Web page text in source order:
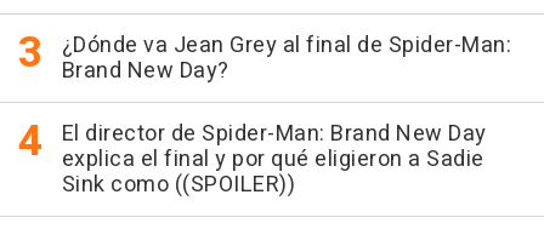
¿Dónde va Jean Grey al final de Spider-Man:
Brand New Day?
El director de Spider-Man: Brand New Day
explica el final y por qué eligieron a Sadie
Sink como ((SPOILER))